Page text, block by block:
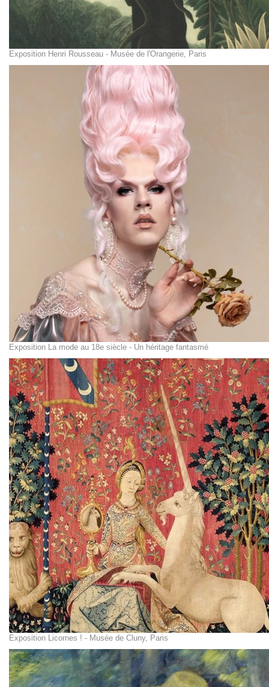
Exposition Henri Rousseau - Musée de l'Orangerie, Paris
Exposition La mode au 18e siècle - Un héritage fantasmé
Exposition Licornes ! - Musée de Cluny, Paris